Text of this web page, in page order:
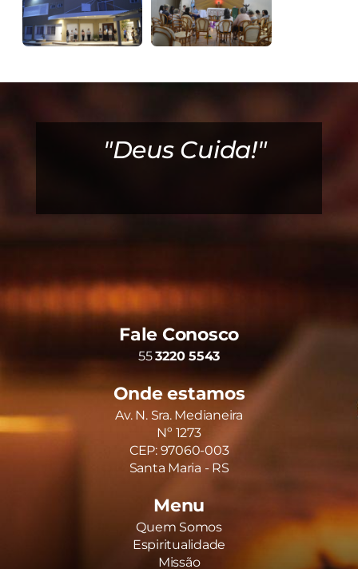
"Deus Cuida!"
Fale Conosco
553220 5543
Onde estamos
Av. N. Sra. Medianeira
Nº 1273
CEP: 97060-003
Santa Maria - RS
Menu
Quem Somos
Espiritualidade
Missão